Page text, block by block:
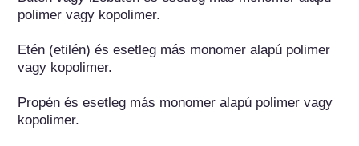
polimer vagy kopolimer.
Etén (etilén) és esetleg más monomer alapú polimer
vagy kopolimer.
Propén és esetleg más monomer alapú polimer vagy
kopolimer.